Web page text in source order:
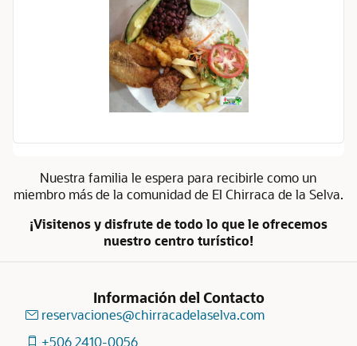
Nuestra familia le espera para recibirle como un
miembro más de la comunidad de El Chirraca de la Selva.
¡Visitenos y disfrute de todo lo que le ofrecemos
nuestro centro turístico!
Información del Contacto
reservaciones@chirracadelaselva.com
+506 2410-0056